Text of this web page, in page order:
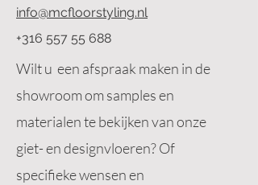
info@mcfloorstyling.nl
+316 557 55 688
Wilt u een afspraak maken in de
showroom om samples en
materialen te bekijken van onze
giet- en designvloeren? Of
specifieke wensen en